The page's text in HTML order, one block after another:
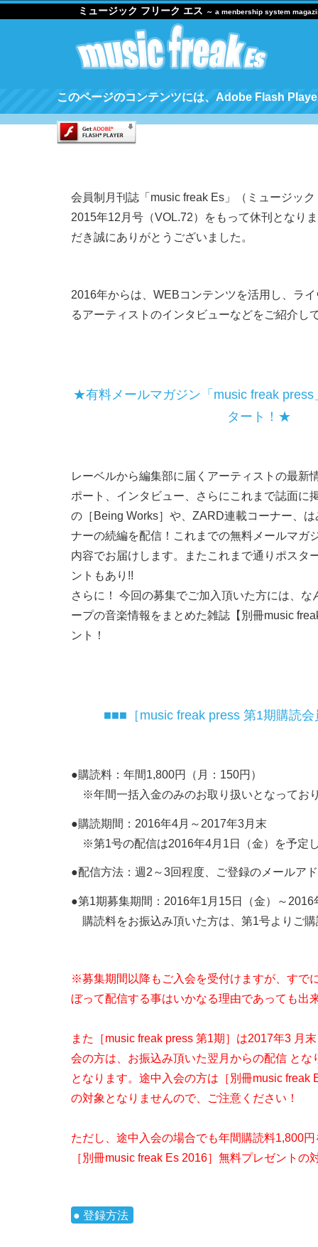
ミュージック フリーク エス ～ a menbership system
このページのコンテンツには、Adobe Flash
会員制月刊誌「music freak Es」（ミュージッ
2015年12月号（VOL.72）をもって休刊となり
だき誠にありがとうございました。
2016年からは、WEBコンテンツを活用し、ラ
るアーティストのインタビューなどをご紹介し
★有料メールマガジン「music freak press
タート！★
レーベルから編集部に届くアーティストの最新
ポート、インタビュー、さらにこれまで誌面に
の［Being Works］や、ZARD連載コーナー、
ナーの続編を配信！これまでの無料メールマガ
内容でお届けします。またこれまで通りポスタ
ントもあり!!
さらに！ 今回の募集でご加入頂いた方には、
ープの音楽情報をまとめた雑誌【別冊music
ント！
■■■［music freak press 第1期購読
●購読料：年間1,800円（月：150円）
※年間一括入金のみのお取り扱いとなってお
●購読期間：2016年4月～2017年3月末
※第1号の配信は2016年4月1日（金）を予定
●配信方法：週2～3回程度、ご登録のメールア
●第1期募集期間：2016年1月15日（金）～
購読料をお振込み頂いた方は、第1号よりご
※募集期間以降もご入会を受付けますが、すで
ぼって配信する事はいかなる理由であっても出
また［music freak press 第1期］は2017年3 月
会の方は、お振込み頂いた翌月からの配信 とな
となります。途中入会の方は［別冊music freak
の対象となりませんので、ご注意ください！
ただし、途中入会の場合でも年間購読料1,800
［別冊music freak Es 2016］無料プレゼントの
● 登録方法